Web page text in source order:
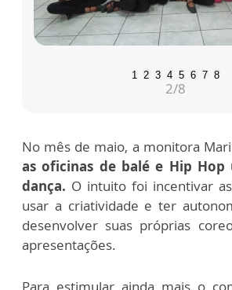
1 2 3 4 5 6 7 8
2/8
No mês de maio, a monitora
as oficinas de balé e Hip
dança. O intuito foi incentivar
usar a criatividade e ter
desenvolver suas próprias
apresentações.
Para estimular ainda mais o